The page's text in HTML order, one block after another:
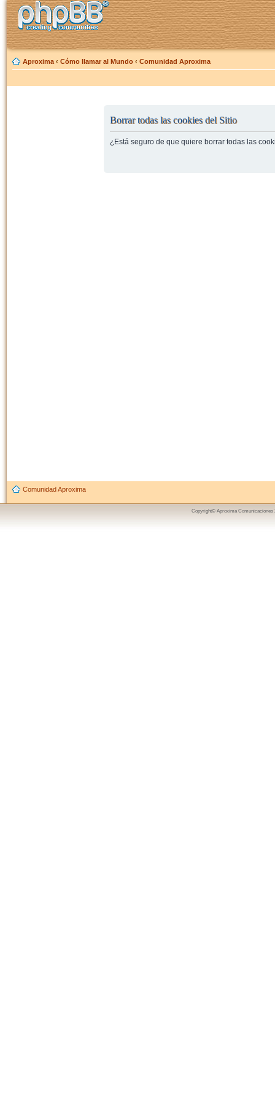
Aproxima ‹ Cómo llamar al Mundo ‹ Comunidad Aproxima
Borrar todas las cookies del Sitio
¿Está seguro de que quiere borrar todas las
Comunidad Aproxima
Copyright© Aproxima Comunicaciones